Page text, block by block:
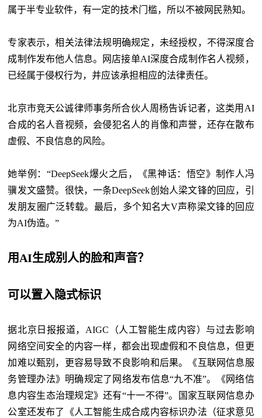
属于半专业软件，有一定的技术门槛，所以不被网民熟知。
专家表示，相关法律法规明确规定，未经授权，不得深度合
成制作发布他人信息。网店接单AI深度合成制作名人视频，
已经属于侵权行为，并应该承担相应的法律责任。
北京市竞天公诚律师事务所合伙人周杨告诉记者，这类用AI
合成的名人音视频，会侵犯名人的肖像和声誉，还存在散布
虚假、不良信息的风险。
她举例：“DeepSeek爆火之后，《黑神话：悟空》制作人冯
骥发文盛赞。很快，一条DeepSeek创始人梁文锋的回应，引
发朋友圈广泛转载。最后，多个知名大V声称梁文锋的回应
为AI伪造。”
用AI生成别人的脸和声音？
可以置入隐式标识
据北京日报报道，AIGC（人工智能生成内容）与过去影响
网络空间安全的内容一样，都会出现虚假和不良信息，但更
加难以甄别，更容易导致不良影响和后果。《互联网信息服
务管理办法》明确规定了网络发布信息“九不准”。《网络信
息内容生态治理规定》还有“十一不得”。国家互联网信息办
公室还发布了《人工智能生成合成内容标识办法（征求意见